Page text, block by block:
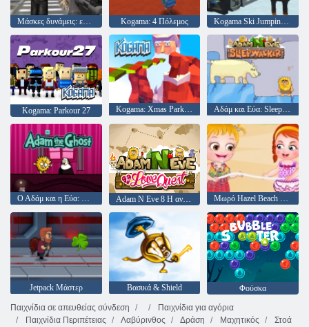
Μάσκες δυνάμεις: επιβίωση ζόμπι Kogama: 4 Πόλεμος Kogama Ski Jumping !!
Kogama: Parkour 27 Kogama: Xmas Parkour Αδάμ και Εύα: Sleepwalker
Ο Αδάμ και η Εύα: Ο Αδάμ το Φάντασμα Adam N Eve 8 Η αναζήτηση αγάπης Μωρό Hazel Beach Party
Jetpack Μάστερ Βασικά & Shield
Φούσκα
Παιχνίδια σε απευθείας σύνδεση
Παιχνίδια για αγόρια
Παιχνίδια Περιπέτειας
Λαβύρινθος Δράση Μαχητικός
Στοά